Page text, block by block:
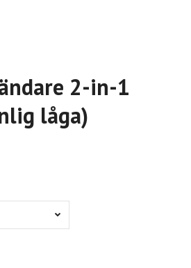
2-in-1
låga)